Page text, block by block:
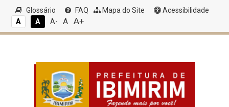
Glossário FAQ Mapa do Site
Acessibilidade
A
A A- A A+